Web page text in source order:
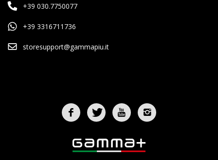
+39 030.7750077
+39 3316711736
storesupport@gammapiu.it